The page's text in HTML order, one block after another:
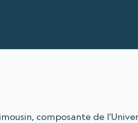
composante de